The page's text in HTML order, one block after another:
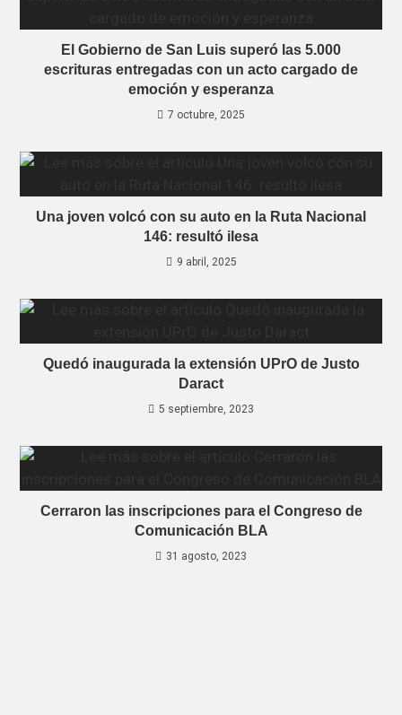
El Gobierno de San Luis superó las 5.000
escrituras entregadas con un acto cargado de
emoción y esperanza
7 octubre, 2025
Una joven volcó con su auto en la Ruta Nacional
146: resultó ilesa
9 abril, 2025
Quedó inaugurada la extensión UPrO de Justo
Daract
5 septiembre, 2023
Cerraron las inscripciones para el Congreso de
Comunicación BLA
31 agosto, 2023